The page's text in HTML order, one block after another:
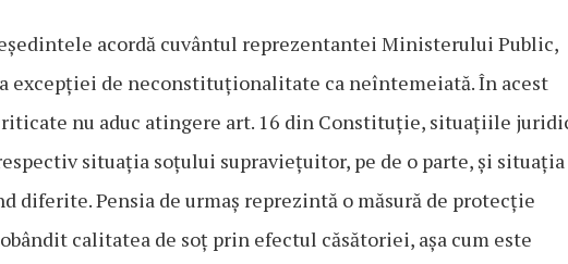
acordă cuvântul reprezentantei Ministerului Public,
excepției de neconstituționalitate ca neîntemeiată. În acest
nu aduc atingere art. 16 din Constituție, situațiile
situația soțului supraviețuitor, pe de o parte, şi situația
diferite. Pensia de urmaș reprezintă o măsură de protecție
calitatea de soț prin efectul căsătoriei, așa cum este